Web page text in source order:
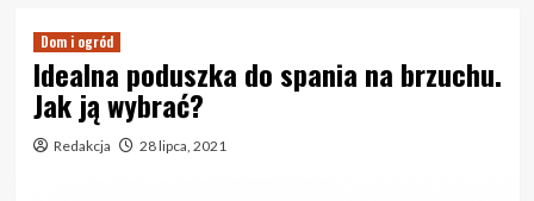
Dom i ogród
Idealna poduszka do spania na brzuchu.
Jak ją wybrać?
Redakcja 28 lipca, 2021